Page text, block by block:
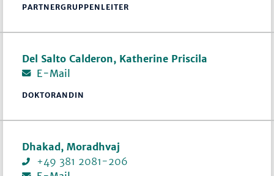
PARTNERGRUPPENLEITER
Del Salto Calderon, Katherine Priscila
E-Mail
DOKTORANDIN
Dhakad, Moradhvaj
+49 381 2081-206